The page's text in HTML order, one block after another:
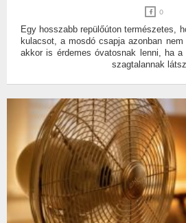
0
Egy hosszabb repülőúton természetes,
kulacsot, a mosdó csapja azonban
akkor is érdemes óvatosnak lenni, ha
szagtalannak